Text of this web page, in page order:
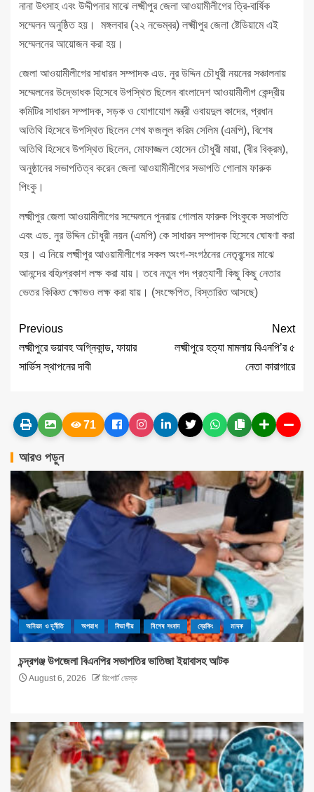
নানা উৎসাহ এবং উদ্দীপনার মাঝে লক্ষ্মীপুর জেলা আওয়ামীলীগের ত্রি-বার্ষিক
সম্মেলন অনুষ্ঠিত হয়। মঙ্গলবার (২২ নভেম্বর) লক্ষ্মীপুর জেলা ষ্টেডিয়ামে এই
সম্মেলনের আয়োজন করা হয়।
জেলা আওয়ামীলীগের সাধারন সম্পাদক এড. নুর উদ্দিন চৌধুরী নয়নের সঞ্চালনায়
সম্মেলনের উদ্ভোধক হিসেবে উপস্থিত ছিলেন বাংলাদেশ আওয়ামীলীগ কেন্দ্রীয়
কমিটির সাধারন সম্পাদক, সড়ক ও যোগাযোগ মন্ত্রী ওবায়দুল কাদের, প্রধান
অতিথি হিসেবে উপস্থিত ছিলেন শেখ ফজলুল করিম সেলিম (এমপি), বিশেষ
অতিথি হিসেবে উপস্থিত ছিলেন, মোফাজ্জল হোসেন চৌধুরী মায়া, (বীর বিক্রম),
অনুষ্ঠানের সভাপতিত্ব করেন জেলা আওয়ামীলীগের সভাপতি গোলাম ফারুক
পিংকু।
লক্ষ্মীপুর জেলা আওয়ামীলীগের সম্মেলনে পুনরায় গোলাম ফারুক পিংকুকে সভাপতি
এবং এড. নুর উদ্দিন চৌধুরী নয়ন (এমপি) কে সাধারন সম্পাদক হিসেবে ঘোষণা করা
হয়। এ নিয়ে লক্ষ্মীপুর আওয়ামীলীগের সকল অংগ-সংগঠনের নেতৃবৃন্দের মাঝে
আনন্দের বহিঃপ্রকাশ লক্ষ করা যায়। তবে নতুন পদ প্রত্যাশী কিছু কিছু নেতার
ভেতর কিঞ্চিত ক্ষোভও লক্ষ করা যায়। (সংক্ষেপিত, বিস্তারিত আসছে)
Previous
লক্ষ্মীপুরে ভয়াবহ অগ্নিকান্ড, ফায়ার
সার্ভিস স্থাপনের দাবী
Next
লক্ষ্মীপুরে হত্যা মামলায় বিএনপি’র ৫
নেতা কারাগারে
71
আরও পড়ুন
অনিয়ম ও দূর্নীতি অপরাধ বিভাগীয় বিশেষ সংবাদ ব্রেকিং মাদক
চন্দ্রগঞ্জ উপজেলা বিএনপির সভাপতির ভাতিজা ইয়াবাসহ আটক
August 6, 2026 রিপোর্ট ডেস্ক